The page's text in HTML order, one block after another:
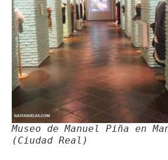
Museo de Manuel Piña en
(Ciudad Real)